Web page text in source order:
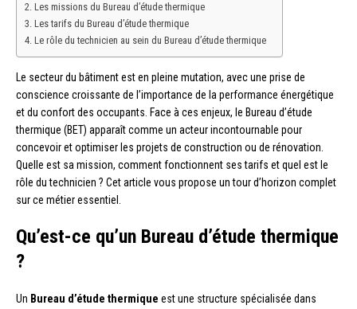
Les missions du Bureau d’étude thermique
Les tarifs du Bureau d’étude thermique
Le rôle du technicien au sein du Bureau d’étude thermique
Le secteur du bâtiment est en pleine mutation, avec une prise de
conscience croissante de l’importance de la performance énergétique
et du confort des occupants. Face à ces enjeux, le Bureau d’étude
thermique (BET) apparaît comme un acteur incontournable pour
concevoir et optimiser les projets de construction ou de rénovation.
Quelle est sa mission, comment fonctionnent ses tarifs et quel est le
rôle du technicien ? Cet article vous propose un tour d’horizon complet
sur ce métier essentiel.
Qu’est-ce qu’un Bureau d’étude thermique
?
Un Bureau d’étude thermique est une structure spécialisée dans